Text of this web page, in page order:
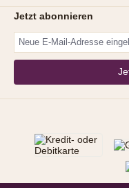
Jetzt abonnieren